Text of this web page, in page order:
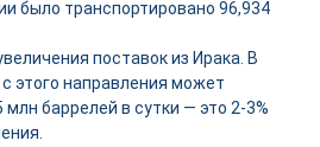
было транспортировано 96,934
поставок из Ирака. В
этого направления может
баррелей в сутки — это 2-3%